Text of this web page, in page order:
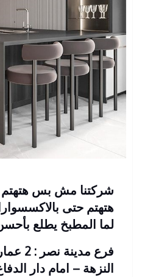
شركتنا مش بس
هتهتم حتى
لما المطبخ يطلع
فرع
النزهة – امام دار